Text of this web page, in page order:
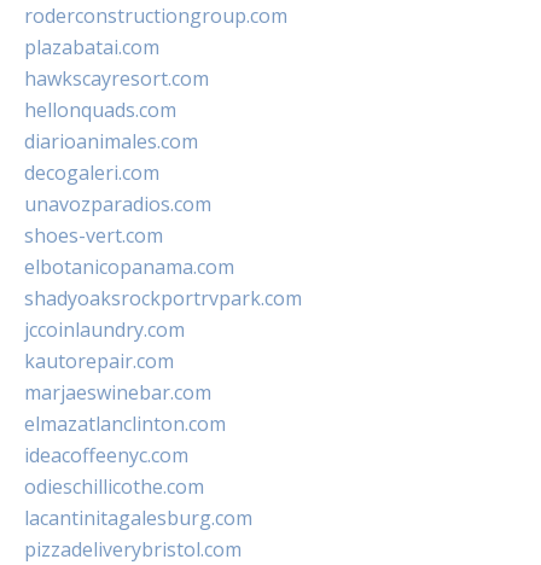
roderconstructiongroup.com
plazabatai.com
hawkscayresort.com
hellonquads.com
diarioanimales.com
decogaleri.com
unavozparadios.com
shoes-vert.com
elbotanicopanama.com
shadyoaksrockportrvpark.com
jccoinlaundry.com
kautorepair.com
marjaeswinebar.com
elmazatlanclinton.com
ideacoffeenyc.com
odieschillicothe.com
lacantinitagalesburg.com
pizzadeliverybristol.com